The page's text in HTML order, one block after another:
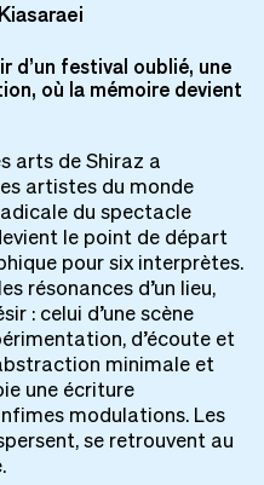
d’un festival oublié, une
où la mémoire devient
arts de Shiraz a
artistes du monde
du spectacle
le point de départ
pour six interprètes.
résonances d’un lieu,
: celui d’une scène
d’écoute et
minimale et
une écriture
modulations. Les
se retrouvent au